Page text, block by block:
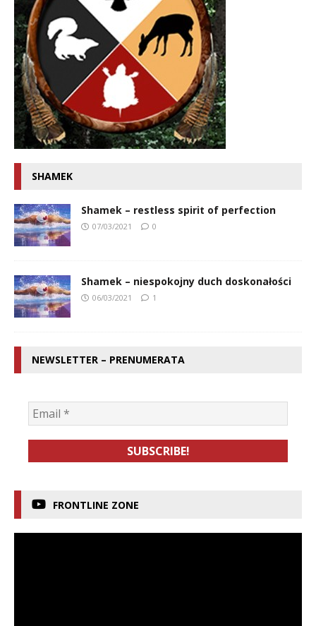
SHAMEK
Shamek – restless spirit of perfection
07/03/2021 0
Shamek – niespokojny duch doskonałości
06/03/2021 1
NEWSLETTER – PRENUMERATA
FRONTLINE ZONE